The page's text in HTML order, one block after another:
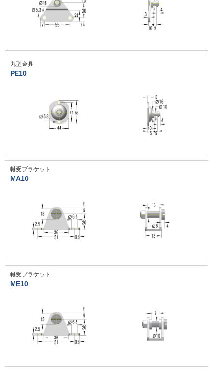
丸型金具
PE10
軸受ブラケット
MA10
軸受ブラケット
ME10